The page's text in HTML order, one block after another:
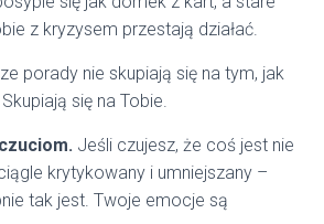
z kryzysem przestają działać.
porady nie skupiają się na tym, jak
się na Tobie.
Jeśli czujesz, że coś jest nie
krytykowany i umniejszany –
tak jest. Twoje emocje są